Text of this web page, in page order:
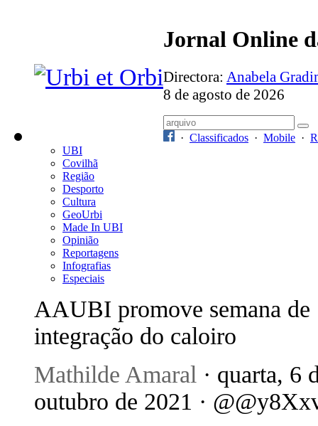
Jornal Online
Directora: Anabela
8 de agosto de 2026
· Classificados · Mobile ·
UBI
Covilhã
Região
Desporto
Cultura
GeoUrbi
Made In UBI
Opinião
Reportagens
Infografias
Especiais
AAUBI promove semana de
integração do caloiro
Mathilde Amaral · quarta, 6
outubro de 2021 ·